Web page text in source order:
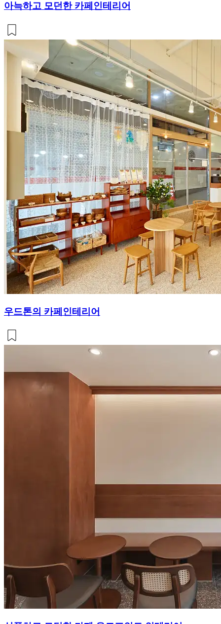
아늑하고 모던한 카페인테리어
우드톤의 카페인테리어